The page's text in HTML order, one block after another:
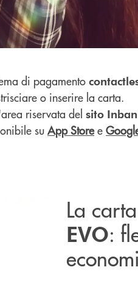
di pagamento
o inserire la carta.
riservata del sito
suApp Storee
La
EVO: